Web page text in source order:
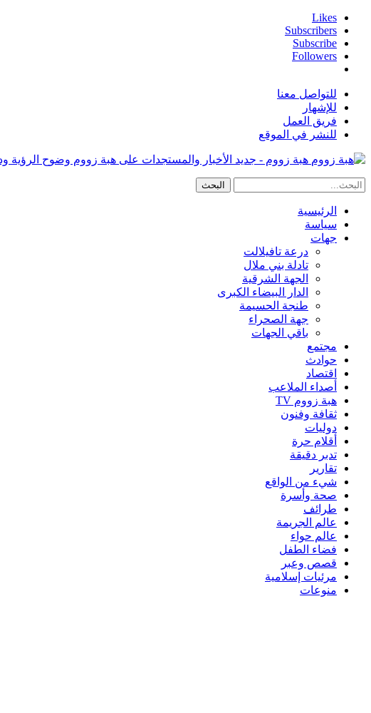
Likes
Subscribers
Subscribe
Followers
للتواصل معنا
للإشهار
فريق العمل
للنشر في الموقع
هبة زووم - جديد الأخبار والمستجدات على هبة زووم وضوح الرؤية
الرئيسية
سياسة
جهات
درعة تافيلالت
تادلة بني ملال
الجهة الشرقية
الدار البيضاء الكبرى
طنجة الحسيمة
جهة الصحراء
باقي الجهات
مجتمع
حوادث
اقتصاد
أصداء الملاعب
هبة زووم TV
ثقافة وفنون
دوليات
أقلام حرة
تدبر دقيقة
تقارير
شيء من الواقع
صحة وأسرة
طرائف
عالم الجريمة
عالم حواء
فضاء الطفل
قصص وعبر
مرئيات إسلامية
منوعات